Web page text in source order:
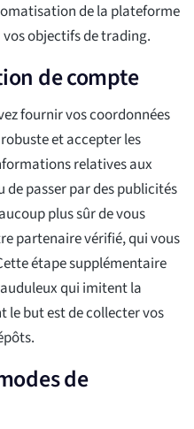
de la plateforme
objectifs de trading.
de compte
fournir vos coordonnées
et accepter les
relatives aux
de passer par des publicités
plus sûr de vous
partenaire vérifié, qui vous
étape supplémentaire
qui imitent la
le but est de collecter vos
de